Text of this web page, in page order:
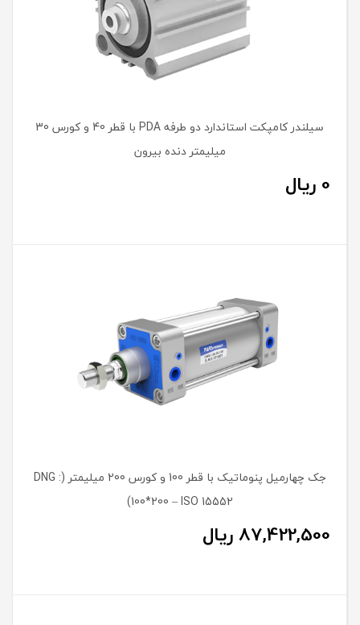
نمایش محصولاتی که در حال حاضر موجودی ندارند
In stock only
سیلندر کامپکت استاندارد دو طرفه PDA با قطر 40 و کورس 30
میلیمتر دنده بیرون
0 ریال
جک چهارمیل پنوماتیک با قطر 100 و کورس 200 میلیمتر (DNG :
100*200 – ISO 15552)
87,422,500ریال